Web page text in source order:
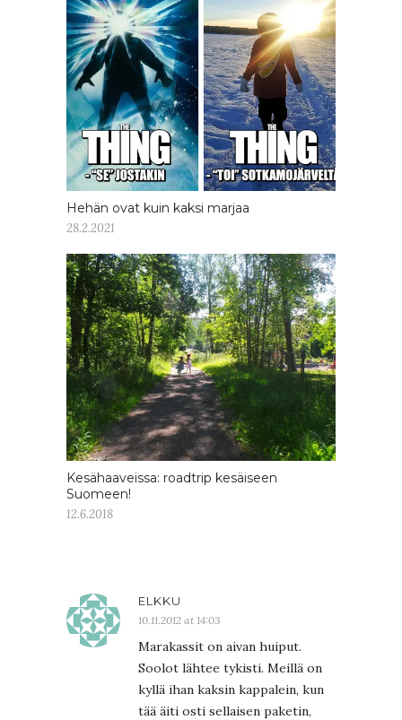
Hehän ovat kuin kaksi marjaa
28.2.2021
Kesähaaveissa: roadtrip kesäiseen
Suomeen!
12.6.2018
ELKKU
10.11.2012 at 14:03
Marakassit on aivan huiput.
Soolot lähtee tykisti. Meillä on
kyllä ihan kaksin kappalein, kun
tää äiti osti sellaisen paketin,